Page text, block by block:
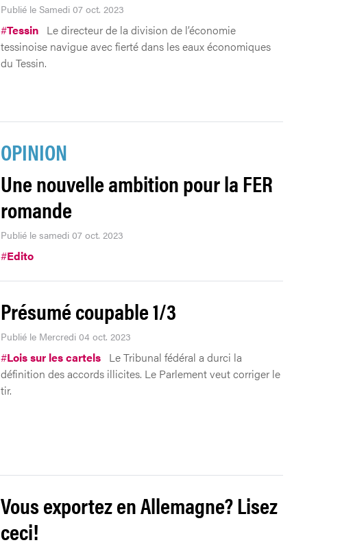
Publié le Samedi 07 oct. 2023
#Tessin Le directeur de la division de l’économie
tessinoise navigue avec fierté dans les eaux économiques
du Tessin.
OPINION
Une nouvelle ambition pour la FER
romande
Publié le samedi 07 oct. 2023
#Edito
Présumé coupable 1/3
Publié le Mercredi 04 oct. 2023
#Lois sur les cartels Le Tribunal fédéral a durci la
définition des accords illicites. Le Parlement veut corriger le
tir.
Vous exportez en Allemagne? Lisez
ceci!